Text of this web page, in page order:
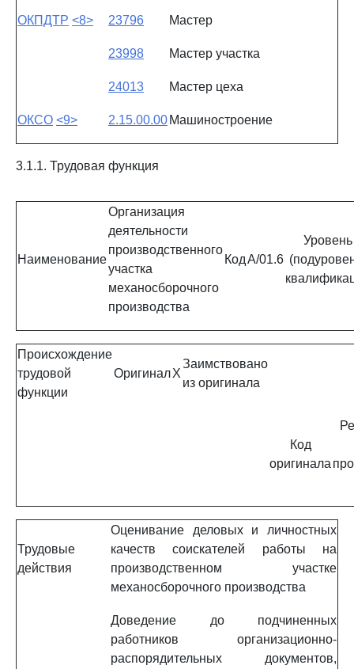
ОКПДТР <8> 23796 Мастер
23998 Мастер участка
24013 Мастер цеха
ОКСО <9> 2.15.00.00 Машиностроение
3.1.1. Трудовая функция
Наименование
Организация
деятельности
производственного
участка
механосборочного
производства
КодA/01.6
Уровень
Происхождение
трудовой
функции
ОригиналX
Заимствовано
из оригинала
Код
оригинала
Трудовые
действия
Оценивание деловых и личностных
качеств соискателей работы на
производственном участке
механосборочного производства
Доведение до подчиненных
работников организационно-
распорядительных документов,